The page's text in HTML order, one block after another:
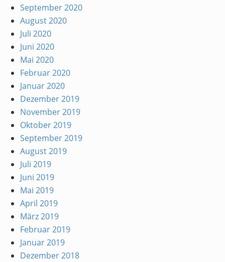
September 2020
August 2020
Juli 2020
Juni 2020
Mai 2020
Februar 2020
Januar 2020
Dezember 2019
November 2019
Oktober 2019
September 2019
August 2019
Juli 2019
Juni 2019
Mai 2019
April 2019
März 2019
Februar 2019
Januar 2019
Dezember 2018